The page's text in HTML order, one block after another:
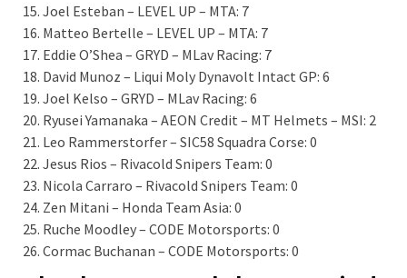
Joel Esteban – LEVEL UP – MTA: 7
Matteo Bertelle – LEVEL UP – MTA: 7
Eddie O’Shea – GRYD – MLav Racing: 7
David Munoz – Liqui Moly Dynavolt Intact GP: 6
Joel Kelso – GRYD – MLav Racing: 6
Ryusei Yamanaka – AEON Credit – MT Helmets – MSI: 2
Leo Rammerstorfer – SIC58 Squadra Corse: 0
Jesus Rios – Rivacold Snipers Team: 0
Nicola Carraro – Rivacold Snipers Team: 0
Zen Mitani – Honda Team Asia: 0
Ruche Moodley – CODE Motorsports: 0
Cormac Buchanan – CODE Motorsports: 0